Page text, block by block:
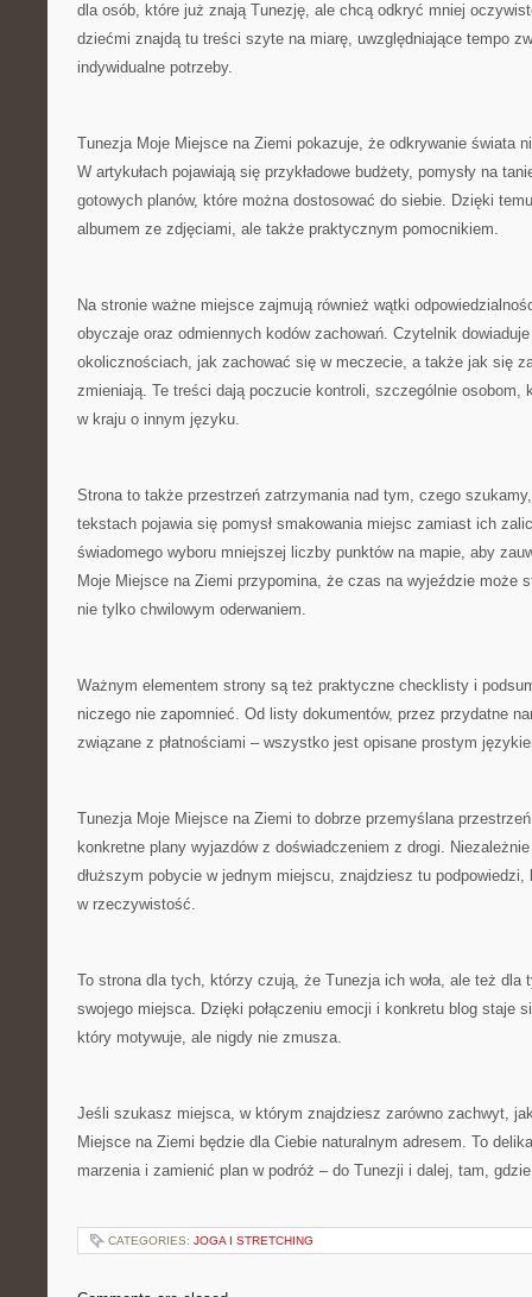
dla osób, które już znają Tunezję, ale chcą odkryć mniej
dziećmi znajdą tu treści szyte na miarę, uwzględniające tempo
indywidualne potrzeby.
Tunezja Moje Miejsce na Ziemi pokazuje, że odkrywanie świata
W artykułach pojawiają się przykładowe budżety, pomysły na
gotowych planów, które można dostosować do siebie. Dzięki
albumem ze zdjęciami, ale także praktycznym pomocnikiem.
Na stronie ważne miejsce zajmują również wątki
obyczaje oraz odmiennych kodów zachowań. Czytelnik
okolicznościach, jak zachować się w meczecie, a także jak się
zmieniają. Te treści dają poczucie kontroli, szczególnie osobom,
w kraju o innym języku.
Strona to także przestrzeń zatrzymania nad tym, czego
tekstach pojawia się pomysł smakowania miejsc zamiast ich
świadomego wyboru mniejszej liczby punktów na mapie, aby
Moje Miejsce na Ziemi przypomina, że czas na wyjeździe może
nie tylko chwilowym oderwaniem.
Ważnym elementem strony są też praktyczne checklisty i
niczego nie zapomnieć. Od listy dokumentów, przez przydatne
związane z płatnościami – wszystko jest opisane prostym
Tunezja Moje Miejsce na Ziemi to dobrze przemyślana
konkretne plany wyjazdów z doświadczeniem z drogi.
dłuższym pobycie w jednym miejscu, znajdziesz tu
w rzeczywistość.
To strona dla tych, którzy czują, że Tunezja ich woła, ale też dla
swojego miejsca. Dzięki połączeniu emocji i konkretu blog staje
który motywuje, ale nigdy nie zmusza.
Jeśli szukasz miejsca, w którym znajdziesz zarówno zachwyt,
Miejsce na Ziemi będzie dla Ciebie naturalnym adresem. To
marzenia i zamienić plan w podróż – do Tunezji i dalej, tam,
CATEGORIES: JOGA I STRETCHING